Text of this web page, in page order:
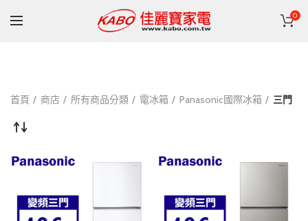
0
首頁 商店 所有商品分類 電冰箱 Panasonic國際冰箱 三門